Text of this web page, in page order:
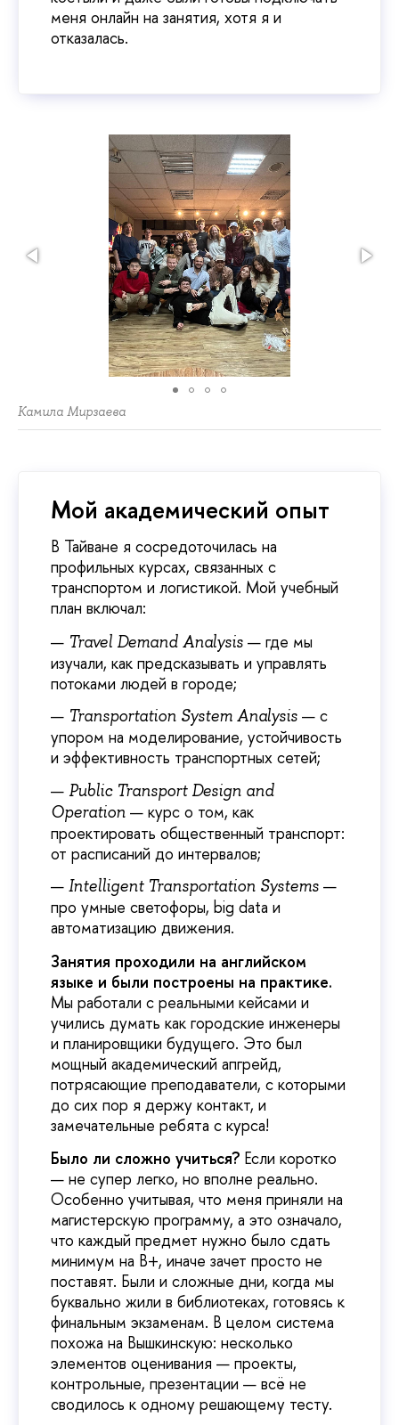
меня онлайн на занятия, хотя я и
отказалась.
Камила Мирзаева
Мой академический опыт
В Тайване я сосредоточилась на
профильных курсах, связанных с
транспортом и логистикой. Мой учебный
план включал:
Travel Demand Analysis — где мы
изучали, как предсказывать и управлять
потоками людей в городе;
Transportation System Analysis — с
упором на моделирование, устойчивость
и эффективность транспортных сетей;
Public Transport Design and
Operation — курс о том, как
проектировать общественный транспорт:
от расписаний до интервалов;
Intelligent Transportation Systems —
про умные светофоры, big data и
автоматизацию движения.
Занятия проходили на английском
языке и были построены на практике.
Мы работали с реальными кейсами и
учились думать как городские инженеры
и планировщики будущего. Это был
мощный академический апгрейд,
потрясающие преподаватели, с которыми
до сих пор я держу контакт, и
замечательные ребята с курса!
Было ли сложно учиться? Если коротко
— не супер легко, но вполне реально.
Особенно учитывая, что меня приняли на
магистерскую программу, а это означало,
что каждый предмет нужно было сдать
минимум на B+, иначе зачет просто не
поставят. Были и сложные дни, когда мы
буквально жили в библиотеках, готовясь к
финальным экзаменам. В целом система
похожа на Вышкинскую: несколько
элементов оценивания — проекты,
контрольные, презентации — всё не
сводилось к одному решающему тесту.